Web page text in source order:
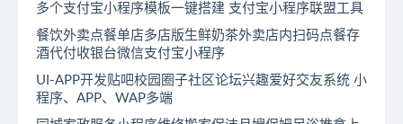
多个支付宝小程序模板一键搭建 支付宝小程序联盟工具
餐饮外卖点餐单店多店版生鲜奶茶外卖店内扫码点餐存
酒代付收银台微信支付宝小程序
UI-APP开发贴吧校园圈子社区论坛兴趣爱好交友系统 小
程序、APP、WAP多端